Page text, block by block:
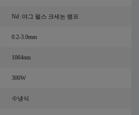
Nd :야그 펄스 크세논 램프
0.2-3.0mm
1064nm
300W
수냉식